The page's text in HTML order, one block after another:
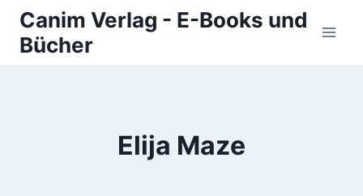
Zum
Inhalt
springen
Canim Verlag - E-Books und
Bücher
Elija Maze